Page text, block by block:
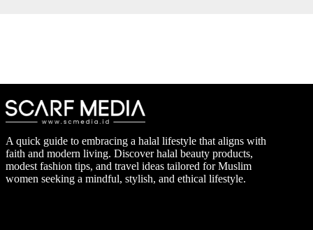
A quick guide to embracing a halal lifestyle that aligns with
faith and modern living. Discover halal beauty products,
modest fashion tips, and travel ideas tailored for Muslim
women seeking a mindful, stylish, and ethical lifestyle.